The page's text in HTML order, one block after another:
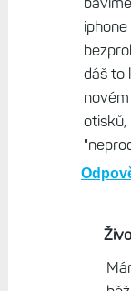
koupí
Odpovědět
Ne že
raději
nové